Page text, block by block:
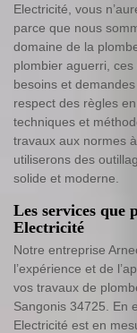
Electricité, vous
parce que nous
domaine de la
plombier aguerri,
besoins et
respect des règles
techniques et
travaux aux normes
utiliserons des
solide et moderne.
Les services que
Electricité
Notre entreprise
l’expérience et de
vos travaux de
Sangonis 34725. En
Electricité est en